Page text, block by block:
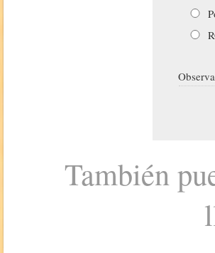
También